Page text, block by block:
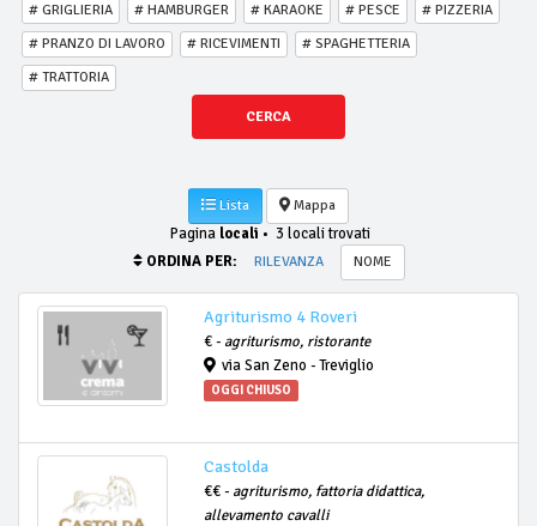
# GRIGLIERIA
# HAMBURGER # KARAOKE # PESCE
# PIZZERIA
# PRANZO DI LAVORO
# RICEVIMENTI
# SPAGHETTERIA
# TRATTORIA
CERCA
Lista Mappa
Pagina locali • 3 locali trovati
ORDINA PER:
RILEVANZA NOME
Agriturismo 4 Roveri
€ - agriturismo, ristorante
via San Zeno - Treviglio
OGGI CHIUSO
Castolda
€€ - agriturismo, fattoria didattica,
allevamento cavalli